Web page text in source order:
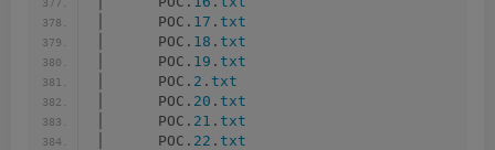
│      POC. 17 . txt
│      POC. 18 . txt
│      POC. 19 . txt
│      POC. 2 . txt
│      POC. 20 . txt
│      POC. 21 . txt
│      POC. 22 . txt